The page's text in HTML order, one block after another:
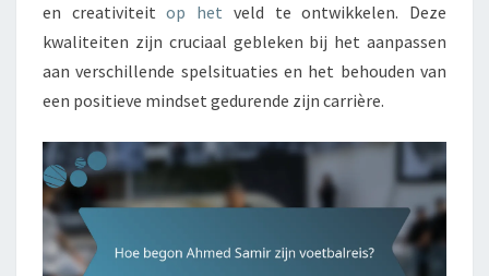
en creativiteitop het veld te ontwikkelen. Deze
kwaliteiten zijn cruciaal gebleken bij het aanpassen
aan verschillende spelsituaties en het behouden van
een positieve mindset gedurende zijn carrière.